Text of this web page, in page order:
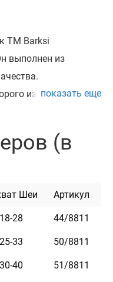
ТМ Barksi
выполнен из
изготовлен
пряжкой с
произвольное
и неприхотлив
показать еще
(в
Шеи Артикул
18-28 44/8811
25-33 50/8811
30-40 51/8811